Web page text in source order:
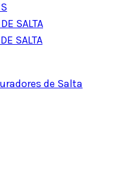
SALTA
SALTA
de Salta